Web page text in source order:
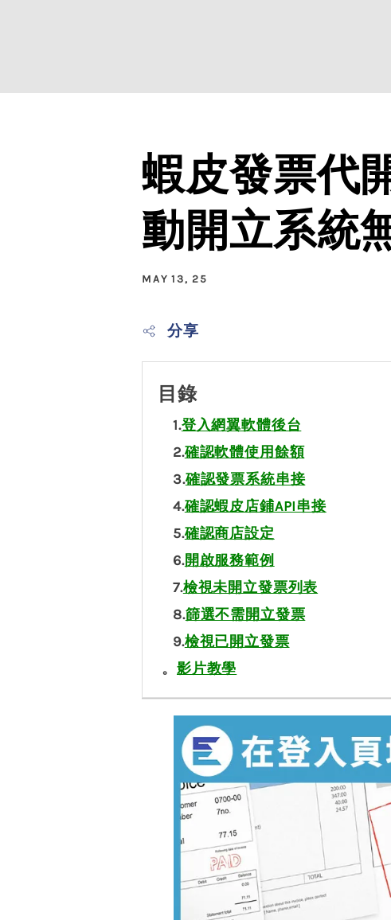
蝦皮發票代
動開立系統
MAY 13, 25
分享
目錄
1.登入網翼軟體後台
2.確認軟體使用餘額
3.確認發票系統串接
4.確認蝦皮店鋪API串接
5.確認商店設定
6.開啟服務範例
7.檢視未開立發票列表
8.篩選不需開立發票
9.檢視已開立發票
。 影片教學